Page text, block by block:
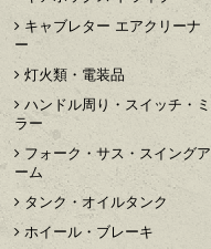
キャブレター エアクリーナ
ー
灯火類・電装品
ハンドル周り・スイッチ・ミ
ラー
フォーク・サス・スイングア
ーム
タンク・オイルタンク
ホイール・ブレーキ